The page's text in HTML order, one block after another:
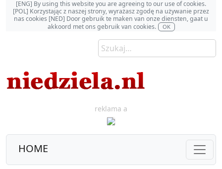
[ENG] By using this website you are agreeing to our use of cookies.
[POL] Korzystając z naszej strony, wyrażasz zgodę na używanie przez
nas cookies [NED] Door gebruik te maken van onze diensten, gaat u
akkoord met ons gebruik van cookies.
OK
reklama a
HOME